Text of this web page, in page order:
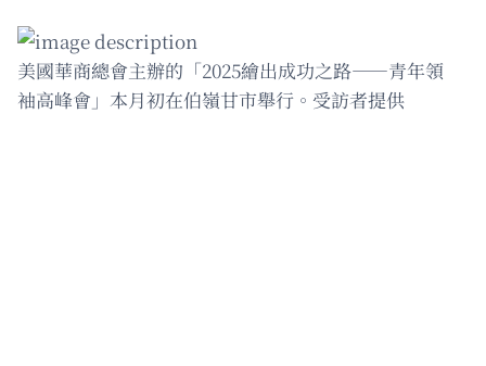
美國華商總會主辦的「2025繪出成功之路——青年領
袖高峰會」本月初在伯嶺甘市舉行。受訪者提供